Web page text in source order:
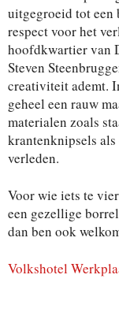
uitgegroeid tot een
respect voor het
hoofdkwartier van
Steven
creativiteit ademt.
geheel een rauw
materialen zoals
krantenknipsels
verleden.
Voor wie iets te
een gezellige
dan ben ook
Volkshotel